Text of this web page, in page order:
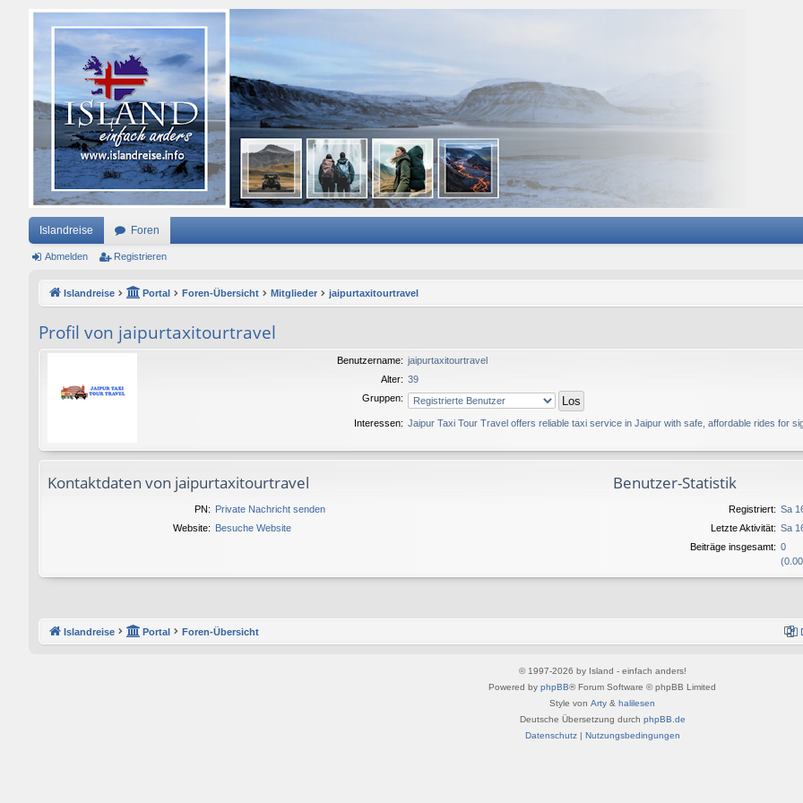
Islandreise Foren
Abmelden Registrieren
Islandreise Portal Foren-Übersicht Mitglieder jaipurtaxitourtravel
Profil von jaipurtaxitourtravel
Benutzername: jaipurtaxitourtravel
Alter: 39
Gruppen:
Interessen: Jaipur Taxi Tour Travel offers reliable taxi service in Jaipur with safe, affordable rides for
Kontaktdaten von jaipurtaxitourtravel
PN: Private Nachricht senden
Website: Besuche Website
Benutzer-Statistik
Registriert: Sa
Letzte Aktivität: Sa
Beiträge insgesamt: 0
Islandreise Portal Foren-Übersicht
© 1997-2026 by Island - einfach anders!
Powered by phpBB® Forum Software © phpBB Limited
Style von Arty & halilesen
Deutsche Übersetzung durch phpBB.de
Datenschutz| Nutzungsbedingungen